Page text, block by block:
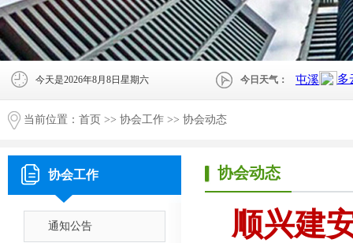
今天是2026年8月8日星期六 今日天气：
当前位置： 首页 >> 协会工作 >> 协会动态
协会工作
通知公告
协会动态
顺兴建